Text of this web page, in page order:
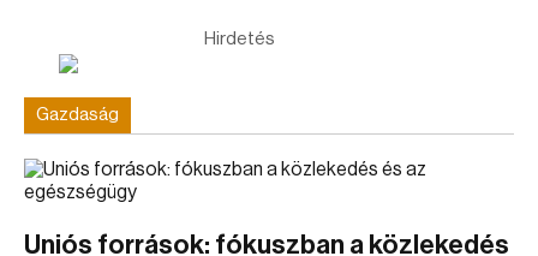
Hirdetés
Gazdaság
Uniós források: fókuszban a közlekedés